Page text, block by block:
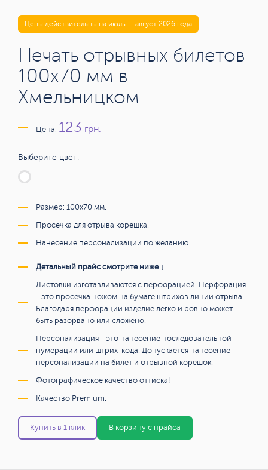
Цены действительны на июль — август 2026 года
Печать отрывных билетов
100х70 мм в
Хмельницком
Цена: 123 грн.
Выберите цвет:
Размер: 100х70 мм.
Просечка для отрыва корешка.
Нанесение персонализации по желанию.
Детальный прайс смотрите ниже ↓
Листовки изготавливаются с перфорацией. Перфорация
- это просечка ножом на бумаге штрихов линии отрыва.
Благодаря перфорации изделие легко и ровно может
быть разорвано или сложено.
Персонализация - это нанесение последовательной
нумерации или штрих-кода. Допускается нанесение
персонализации на билет и отрывной корешок.
Фотографическое качество оттиска!
Качество Premium.
Купить в 1 клик В корзину с прайса